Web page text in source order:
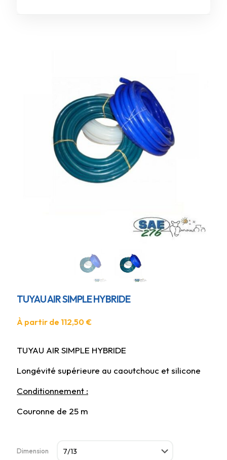
TUYAU AIR SIMPLE HYBRIDE
À partir de 112,50 €
TUYAU AIR SIMPLE HYBRIDE
Longévité supérieure au caoutchouc et silicone
Conditionnement :
Couronne de 25 m
Dimension